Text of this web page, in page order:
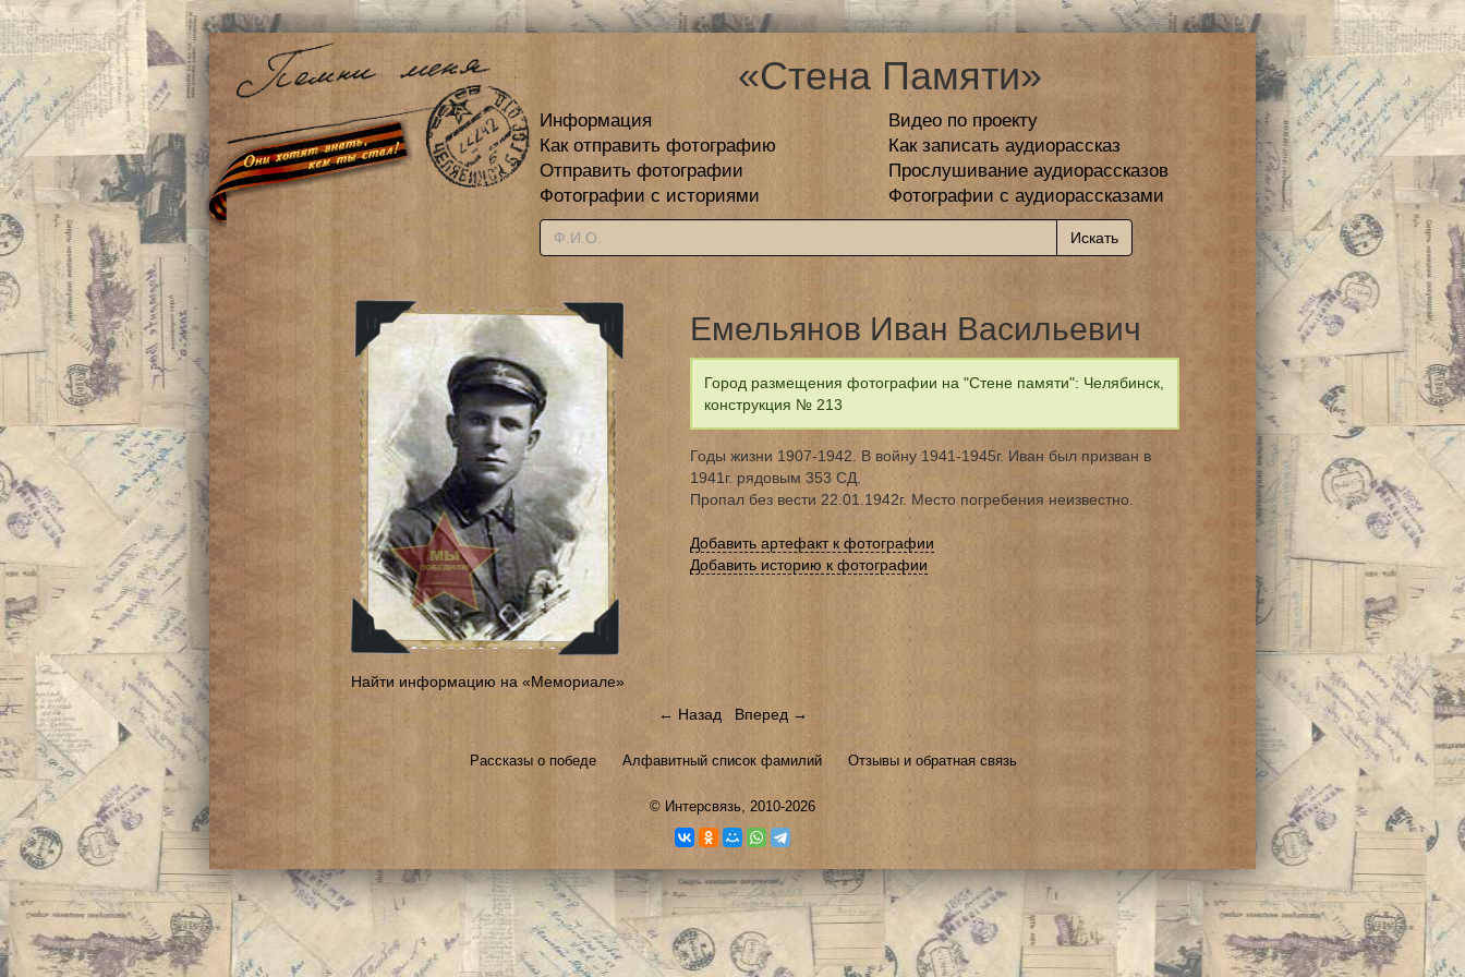
«Стена Памяти»
Информация
Видео по проекту
Как отправить фотографию
Как записать аудиорассказ
Отправить фотографии
Прослушивание аудиорассказов
Фотографии с историями
Фотографии с аудиорассказами
Найти информацию на «Мемориале»
Емельянов Иван Васильевич
Город размещения фотографии на "Стене памяти": Челябинск,
конструкция № 213
Годы жизни 1907-1942. В войну 1941-1945г. Иван был призван в
1941г. рядовым 353 СД.
Пропал без вести 22.01.1942г. Место погребения неизвестно.
Добавить артефакт к фотографии
Добавить историю к фотографии
← Назад Вперед →
Рассказы о победе Алфавитный список фамилий Отзывы и обратная связь
© Интерсвязь, 2010-2026